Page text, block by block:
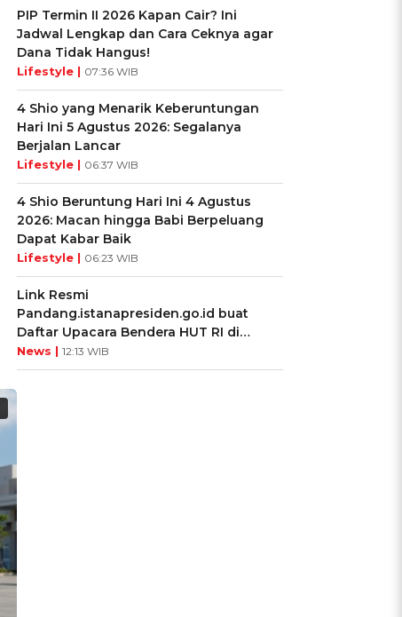
PIP Termin II 2026 Kapan Cair? Ini
Jadwal Lengkap dan Cara Ceknya agar
Dana Tidak Hangus!
Lifestyle | 07:36 WIB
4 Shio yang Menarik Keberuntungan
Hari Ini 5 Agustus 2026: Segalanya
Berjalan Lancar
Lifestyle | 06:37 WIB
4 Shio Beruntung Hari Ini 4 Agustus
2026: Macan hingga Babi Berpeluang
Dapat Kabar Baik
Lifestyle | 06:23 WIB
Link Resmi
Pandang.istanapresiden.go.id buat
Daftar Upacara Bendera HUT RI di
Istana Negara
News | 12:13 WIB